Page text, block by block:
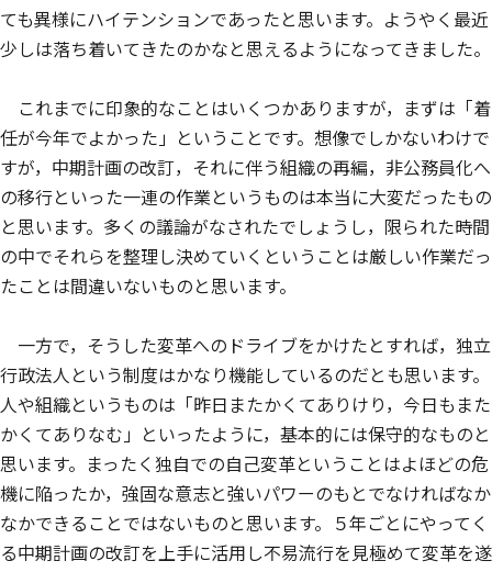
ても異様にハイテンションであったと思います。ようやく最近
少しは落ち着いてきたのかなと思えるようになってきました。
これまでに印象的なことはいくつかありますが，まずは「着
任が今年でよかった」ということです。想像でしかないわけで
すが，中期計画の改訂，それに伴う組織の再編，非公務員化へ
の移行といった一連の作業というものは本当に大変だったもの
と思います。多くの議論がなされたでしょうし，限られた時間
の中でそれらを整理し決めていくということは厳しい作業だっ
たことは間違いないものと思います。
一方で，そうした変革へのドライブをかけたとすれば，独立
行政法人という制度はかなり機能しているのだとも思います。
人や組織というものは「昨日またかくてありけり，今日もまた
かくてありなむ」といったように，基本的には保守的なものと
思います。まったく独自での自己変革ということはよほどの危
機に陥ったか，強固な意志と強いパワーのもとでなければなか
なかできることではないものと思います。５年ごとにやってく
る中期計画の改訂を上手に活用し不易流行を見極めて変革を遂